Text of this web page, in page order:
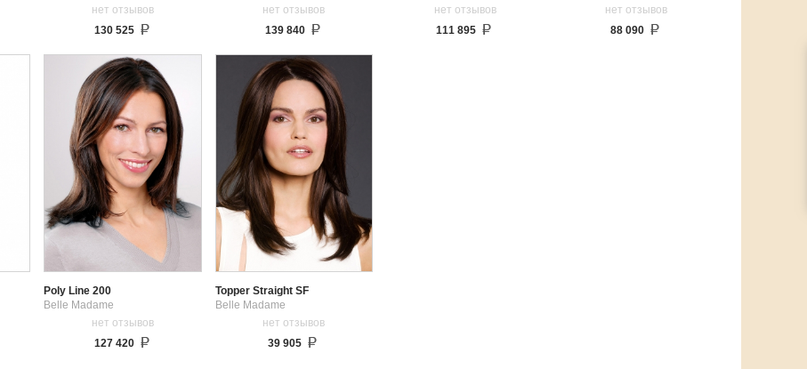
нет отзывов
130 525
нет отзывов
139 840
нет отзывов
111 895
нет отзывов
88 090
Poly Line 200
Belle Madame
нет отзывов
127 420
Topper Straight SF
Belle Madame
нет отзывов
39 905